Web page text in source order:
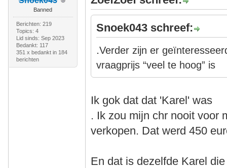
Banned
Berichten: 219
Topics: 4
Lid sinds: Sep 2023
Bedankt: 117
351 x bedankt in 184
berichten
Snoek043 schreef:
.Verder zijn er
vraagprijs “veel te hoog” is
Ik gok dat dat 'Karel' was
. Ik zou mijn chr nooit voor
verkopen. Dat werd 450
En dat is dezelfde Karel